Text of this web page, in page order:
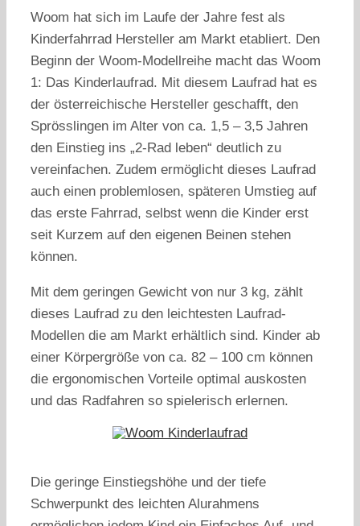
Woom hat sich im Laufe der Jahre fest als
Kinderfahrrad Hersteller am Markt etabliert. Den
Beginn der Woom-Modellreihe macht das Woom
1: Das Kinderlaufrad. Mit diesem Laufrad hat es
der österreichische Hersteller geschafft, den
Sprösslingen im Alter von ca. 1,5 – 3,5 Jahren
den Einstieg ins „2-Rad leben“ deutlich zu
vereinfachen. Zudem ermöglicht dieses Laufrad
auch einen problemlosen, späteren Umstieg auf
das erste Fahrrad, selbst wenn die Kinder erst
seit Kurzem auf den eigenen Beinen stehen
können.
Mit dem geringen Gewicht von nur 3 kg, zählt
dieses Laufrad zu den leichtesten Laufrad-
Modellen die am Markt erhältlich sind. Kinder ab
einer Körpergröße von ca. 82 – 100 cm können
die ergonomischen Vorteile optimal auskosten
und das Radfahren so spielerisch erlernen.
Die geringe Einstiegshöhe und der tiefe
Schwerpunkt des leichten Alurahmens